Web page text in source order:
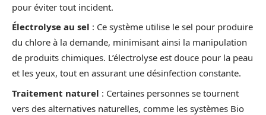
pour éviter tout incident.
Électrolyse au sel : Ce système utilise le sel pour produire
du chlore à la demande, minimisant ainsi la manipulation
de produits chimiques. L’électrolyse est douce pour la peau
et les yeux, tout en assurant une désinfection constante.
Traitement naturel : Certaines personnes se tournent
vers des alternatives naturelles, comme les systèmes Bio